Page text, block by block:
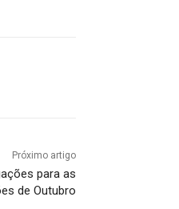
Próximo artigo
para as
de Outubro